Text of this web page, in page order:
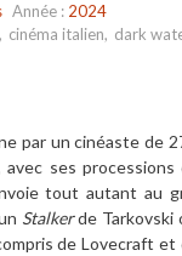
Année : 2024
, cinéma italien, dark
par un cinéaste de
ses processions
tout autant au
Stalker de Tarkovski
de Lovecraft